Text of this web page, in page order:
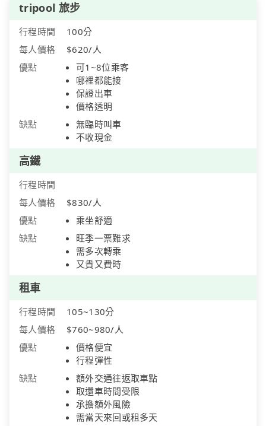
tripool 旅步
行程時間
100分
每人價格
$620/人
優點
可1~8位乘客
哪裡都能接
保證出車
價格透明
缺點
無臨時叫車
不收現金
高鐵
行程時間
每人價格
$830/人
優點
乘坐舒適
缺點
旺季一票難求
需多次轉乘
又貴又費時
租車
行程時間
105~130分
每人價格
$760~980/人
優點
價格便宜
行程彈性
缺點
額外交通往返取車點
取還車時間受限
承擔額外風險
需當天來回或租多天